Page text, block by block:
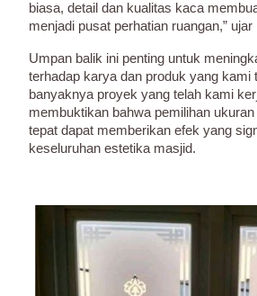
biasa, detail dan kualitas kaca
menjadi pusat perhatian ruangan,” ujar
Umpan balik ini penting untuk
terhadap karya dan produk yang kami
banyaknya proyek yang telah kami
membuktikan bahwa pemilihan
tepat dapat memberikan efek yang
keseluruhan estetika masjid.